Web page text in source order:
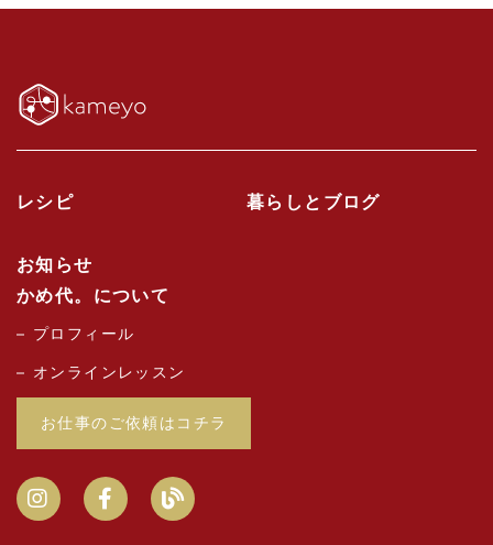
レシピ 暮らしとブログ
お知らせ
かめ代。について
プロフィール
オンラインレッスン
お仕事のご依頼はコチラ